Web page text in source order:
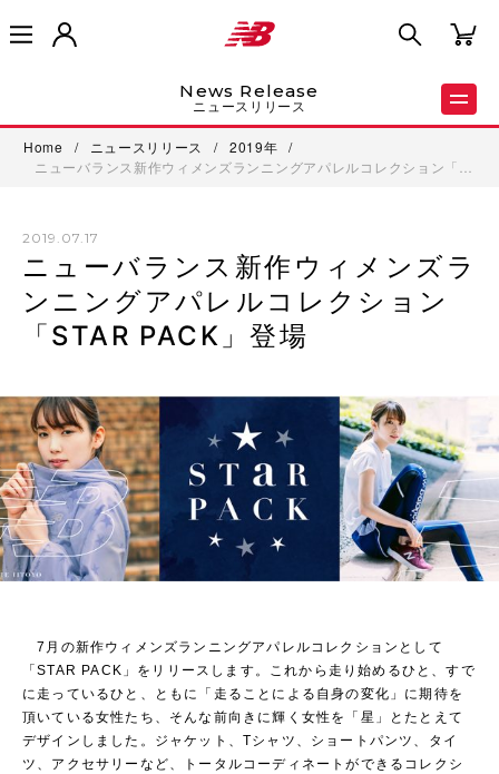
News Release
ニュースリリース
Home / ニュースリリース / 2019年
/
ニューバランス新作ウィメンズランニングアパレルコレクション「…
2019.07.17
ニューバランス新作ウィメンズラ
ンニングアパレルコレクション
「STAR PACK」登場
7月の新作ウィメンズランニングアパレルコレクションとして
「STAR PACK」をリリースします。これから走り始めるひと、すで
に走っているひと、ともに「走ることによる自身の変化」に期待を
頂いている女性たち、そんな前向きに輝く女性を「星」とたとえて
デザインしました。ジャケット、Tシャツ、ショートパンツ、タイ
ツ、アクセサリーなど、トータルコーディネートができるコレクシ